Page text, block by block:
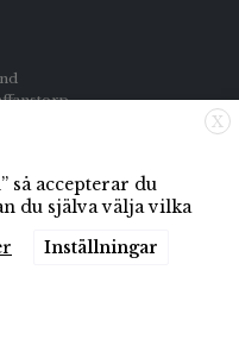
X
så accepterar du
du själva välja vilka
Inställningar